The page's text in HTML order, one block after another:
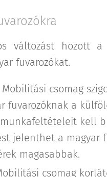
változást hozott a
fuvarozókat.
Mobilitási csomag
fuvarozóknak a
kell
jelenthet a magyar
magasabbak.
csomag